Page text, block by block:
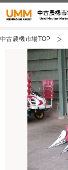
中古農機市場TOP